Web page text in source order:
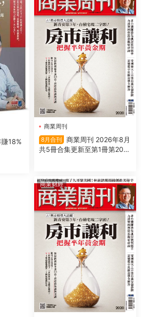
18%
商業周刊
8月合刊
商業周刊 2026年8月
共5冊合集更新至第1冊第202
商業财經